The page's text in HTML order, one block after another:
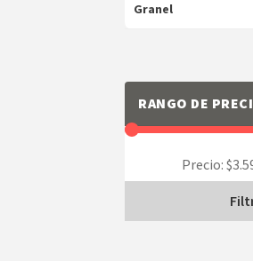
Granel
RANGO DE
Precio: